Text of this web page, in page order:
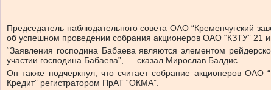
Председатель наблюдательного совета ОАО “Кременчугский
об успешном проведении собрания акционеров ОАО “КЗТУ” 21
“Заявления господина Бабаева являются элементом
участии господина Бабаева”, — сказал Мирослав Балдис.
Он также подчеркнул, что считает собрание акционеров
Кредит” регистратором ПрАТ “ОКМА”.